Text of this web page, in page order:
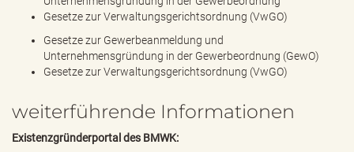
Gesetze zur Verwaltungsgerichtsordnung (VwGO)
Gesetze zur Gewerbeanmeldung und
Unternehmensgründung in der Gewerbeordnung (GewO)
Gesetze zur Verwaltungsgerichtsordnung (VwGO)
weiterführende Informationen
Existenzgründerportal des BMWK: